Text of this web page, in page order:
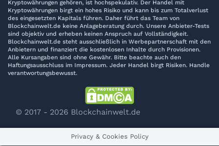
Kryptowährungen gehören, ist hochspekulativ. Der Handel mit
Kryptowährungen birgt ein hohes Risiko und kann bis zum Totalverlust
des eingesetzten Kapitals führen. Daher führt das Team von
Blockchainwelt.de keine Anlageberatung durch. Unsere Anbieter-Tests
sind objektiv und erheben keinen Anspruch auf Vollständigkeit.
Blockchainwelt.de steht ausschließlich in Werbepartnerschaft mit den
Anbietern und finanziert die kostenlosen Inhalte durch Provisionen.
Alle Kursangaben sind ohne Gewähr. Bitte beachte auch den
Haftungsausschluss im Impressum. Jeder Handel birgt Risiken. Handle
verantwortungsbewusst.
© 2017 - 2026 Blockchainwelt.de
Privacy & Cookies Policy